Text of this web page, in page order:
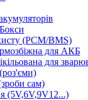
(PCM/BMS)
для АКБ
для
сам)
(5V,6V,9V12...)